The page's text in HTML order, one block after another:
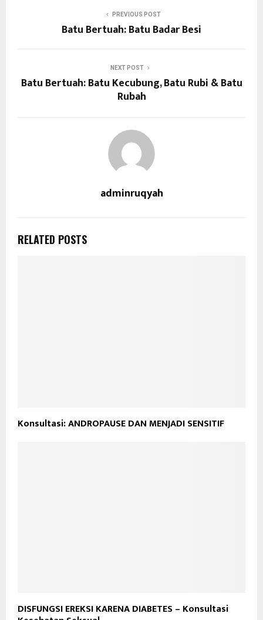
PREVIOUS POST
Batu Bertuah: Batu Badar Besi
NEXT POST
Batu Bertuah: Batu Kecubung, Batu Rubi & Batu
Rubah
adminruqyah
RELATED POSTS
Konsultasi: ANDROPAUSE DAN MENJADI SENSITIF
DISFUNGSI EREKSI KARENA DIABETES – Konsultasi